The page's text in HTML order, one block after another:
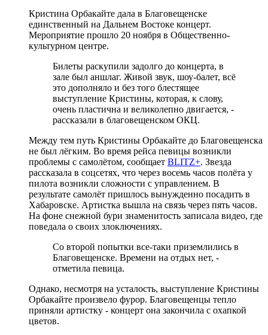
Кристина Орбакайте дала в Благовещенске
единственный на Дальнем Востоке концерт.
Мероприятие прошло 20 ноября в Общественно-
культурном центре.
Билеты раскупили задолго до концерта, в
зале был аншлаг. Живой звук, шоу-балет, всё
это дополняло и без того блестящее
выступление Кристины, которая, к слову,
очень пластична и великолепно двигается, -
рассказали в благовещенском ОКЦ.
Между тем путь Кристины Орбакайте до Благовещенска
не был лёгким. Во время рейса певицы возникли
проблемы с самолётом, сообщает BLITZ+. Звезда
рассказала в соцсетях, что через восемь часов полёта у
пилота возникли сложности с управлением. В
результате самолёт пришлось вынужденно посадить в
Хабаровске. Артистка вышла на связь через пять часов.
На фоне снежной бури знаменитость записала видео, где
поведала о своих злоключениях.
Со второй попытки все-таки приземлились в
Благовещенске. Времени на отдых нет, -
отметила певица.
Однако, несмотря на усталость, выступление Кристины
Орбакайте произвело фурор. Благовещенцы тепло
приняли артистку - концерт она закончила с охапкой
цветов.